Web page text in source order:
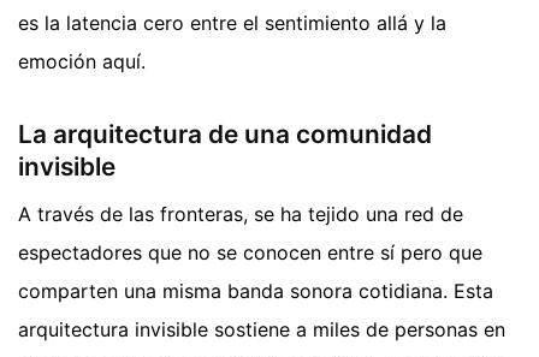
es la latencia cero entre el sentimiento allá y la
emoción aquí.
La arquitectura de una comunidad
invisible
A través de las fronteras, se ha tejido una red de
espectadores que no se conocen entre sí pero que
comparten una misma banda sonora cotidiana. Esta
arquitectura invisible sostiene a miles de personas en